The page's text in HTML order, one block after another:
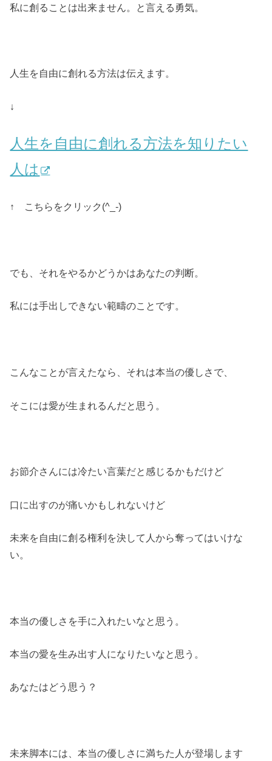
私に創ることは出来ません。と言える勇気。
人生を自由に創れる方法は伝えます。
↓
人生を自由に創れる方法を知りたい
人は
↑ こちらをクリック(^_-)
でも、それをやるかどうかはあなたの判断。
私には手出しできない範疇のことです。
こんなことが言えたなら、それは本当の優しさで、
そこには愛が生まれるんだと思う。
お節介さんには冷たい言葉だと感じるかもだけど
口に出すのが痛いかもしれないけど
未来を自由に創る権利を決して人から奪ってはいけな
い。
本当の優しさを手に入れたいなと思う。
本当の愛を生み出す人になりたいなと思う。
あなたはどう思う？
未来脚本には、本当の優しさに満ちた人が登場します